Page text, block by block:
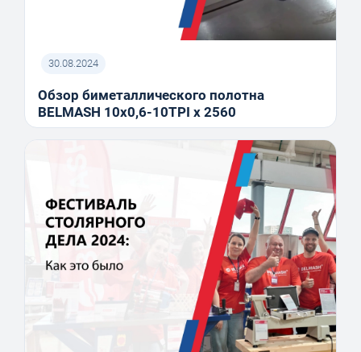
30.08.2024
Обзор биметаллического полотна
BELMASH 10x0,6-10TPI x 2560